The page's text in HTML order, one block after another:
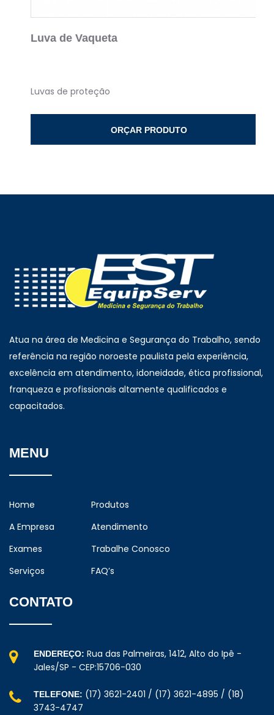
Luva de Vaqueta
Luvas de proteção
ORÇAR PRODUTO
Atua na área de Medicina e Segurança do Trabalho, sendo
referência na região noroeste paulista pela experiência,
excelência em atendimento, idoneidade, ética profissional,
franqueza e profissionais altamente qualificados e
capacitados.
MENU
Home
A Empresa
Exames
Serviços
Produtos
Atendimento
Trabalhe Conosco
FAQ’s
CONTATO
ENDEREÇO: Rua das Palmeiras, 1412, Alto do Ipê -
Jales/SP - CEP:15706-030
TELEFONE: (17) 3621-2401 / (17) 3621-4895 / (18)
3743-4747